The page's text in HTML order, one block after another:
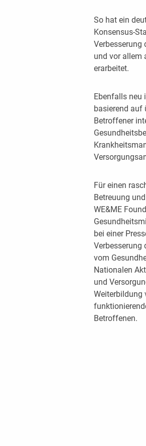
So hat ein
Konsensus-
Verbesserung
und vor allem
erarbeitet.
Ebenfalls neu
basierend auf
Betroffener
Für einen
Betreuung
WE&ME
bei einer
Verbesserung
vom
Nationalen
und
Weiterbildung
Betroffenen.